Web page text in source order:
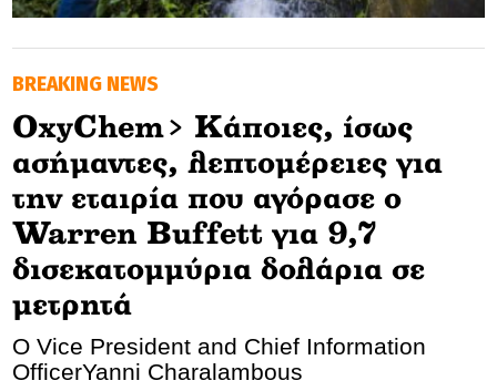
SOOZIE’S FRIENDS
CULTURE
TASTELAND
TECH
MEDIALAND
BREAKING NEWS
OxyChem> Κάποιες, ίσως
ασήμαντες, λεπτομέρειες για
την εταιρία που αγόρασε ο
Warren Buffett για 9,7
δισεκατομμύρια δολάρια σε
μετρητά
Ο Vice President and Chief Information
OfficerYanni Charalambous